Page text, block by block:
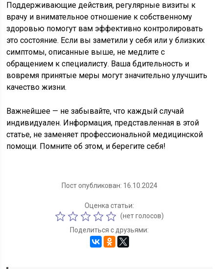
Поддерживающие действия, регулярные визиты к
врачу и внимательное отношение к собственному
здоровью помогут вам эффективно контролировать
это состояние. Если вы заметили у себя или у близких
симптомы, описанные выше, не медлите с
обращением к специалисту. Ваша бдительность и
вовремя принятые меры могут значительно улучшить
качество жизни.
Важнейшее — не забывайте, что каждый случай
индивидуален. Информация, представленная в этой
статье, не заменяет профессиональной медицинской
помощи. Помните об этом, и берегите себя!
Пост опубликован: 16.10.2024
Оценка статьи:
(нет голосов)
Поделиться с друзьями: